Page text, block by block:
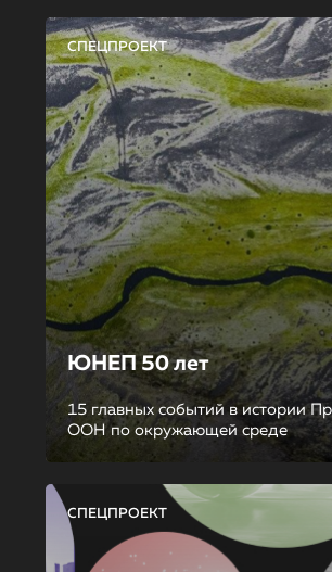
СПЕЦПРОЕКТ
ЮНЕП 50 лет
15 главных событий в истории
ООН по окружающей среде
СПЕЦПРОЕКТ